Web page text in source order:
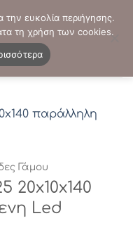
- 2103821941
Γάμου
Led
την ευκολία περιήγησης.
τη χρήση των cookies.